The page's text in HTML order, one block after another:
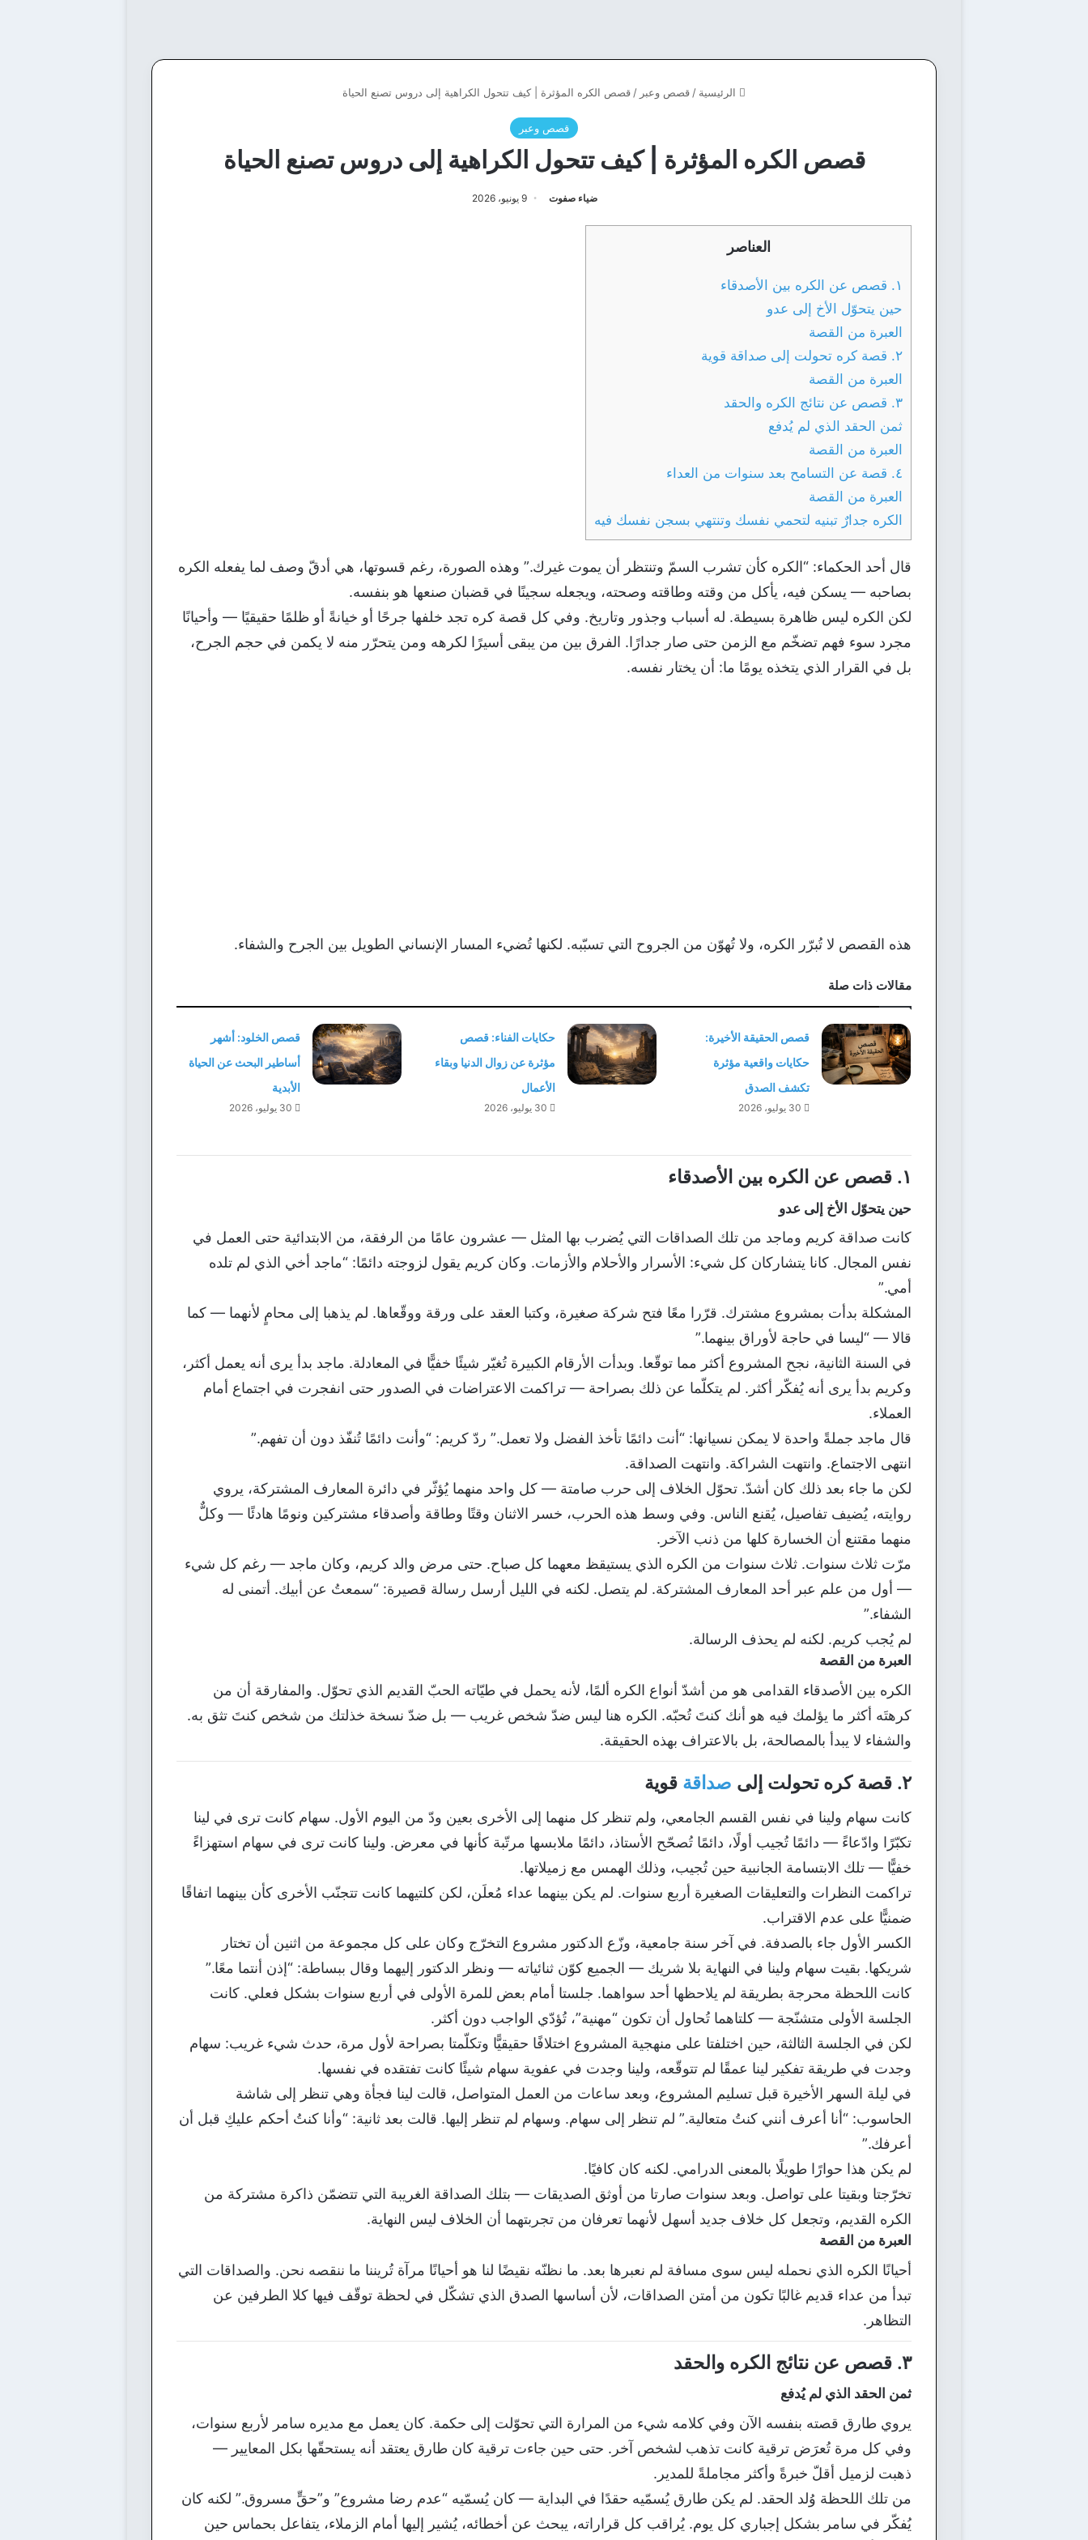
الرئيسية / قصص وعبر / قصص الكره المؤثرة | كيف تتحول الكراهية إلى دروس تصنع الحياة
قصص وعبر
قصص الكره المؤثرة | كيف تتحول الكراهية إلى دروس تصنع الحياة
ضياء صفوت 9 يونيو، 2026
العناصر
١. قصص عن الكره بين الأصدقاء
حين يتحوّل الأخ إلى عدو
العبرة من القصة
٢. قصة كره تحولت إلى صداقة قوية
العبرة من القصة
٣. قصص عن نتائج الكره والحقد
ثمن الحقد الذي لم يُدفع
العبرة من القصة
٤. قصة عن التسامح بعد سنوات من العداء
العبرة من القصة
الكره جدارٌ تبنيه لتحمي نفسك وتنتهي بسجن نفسك فيه
قال أحد الحكماء: “الكره كأن تشرب السمّ وتنتظر أن يموت غيرك.” وهذه الصورة، رغم قسوتها، هي أدقّ وصف لما يفعله الكره
بصاحبه — يسكن فيه، يأكل من وقته وطاقته وصحته، ويجعله سجينًا في قضبان صنعها هو بنفسه.
لكن الكره ليس ظاهرة بسيطة. له أسباب وجذور وتاريخ. وفي كل قصة كره تجد خلفها جرحًا أو خيانةً أو ظلمًا حقيقيًا — وأحيانًا
مجرد سوء فهم تضخّم مع الزمن حتى صار جدارًا. الفرق بين من يبقى أسيرًا لكرهه ومن يتحرّر منه لا يكمن في حجم الجرح،
بل في القرار الذي يتخذه يومًا ما: أن يختار نفسه.
هذه القصص لا تُبرّر الكره، ولا تُهوّن من الجروح التي تسبّبه. لكنها تُضيء المسار الإنساني الطويل بين الجرح والشفاء.
مقالات ذات صلة
قصص الحقيقة الأخيرة:
حكايات واقعية مؤثرة
تكشف الصدق
30 يوليو، 2026
حكايات الفناء: قصص
مؤثرة عن زوال الدنيا وبقاء
الأعمال
30 يوليو، 2026
قصص الخلود: أشهر
أساطير البحث عن الحياة
الأبدية
30 يوليو، 2026
١. قصص عن الكره بين الأصدقاء
حين يتحوّل الأخ إلى عدو
كانت صداقة كريم وماجد من تلك الصداقات التي يُضرب بها المثل — عشرون عامًا من الرفقة، من الابتدائية حتى العمل في
نفس المجال. كانا يتشاركان كل شيء: الأسرار والأحلام والأزمات. وكان كريم يقول لزوجته دائمًا: “ماجد أخي الذي لم تلده
أمي.”
المشكلة بدأت بمشروع مشترك. قرّرا معًا فتح شركة صغيرة، وكتبا العقد على ورقة ووقّعاها. لم يذهبا إلى محامٍ لأنهما — كما
قالا — “ليسا في حاجة لأوراق بينهما.”
في السنة الثانية، نجح المشروع أكثر مما توقّعا. وبدأت الأرقام الكبيرة تُغيّر شيئًا خفيًّا في المعادلة. ماجد بدأ يرى أنه يعمل أكثر،
وكريم بدأ يرى أنه يُفكّر أكثر. لم يتكلّما عن ذلك بصراحة — تراكمت الاعتراضات في الصدور حتى انفجرت في اجتماع أمام
العملاء.
قال ماجد جملةً واحدة لا يمكن نسيانها: “أنت دائمًا تأخذ الفضل ولا تعمل.” ردّ كريم: “وأنت دائمًا تُنفّذ دون أن تفهم.”
انتهى الاجتماع. وانتهت الشراكة. وانتهت الصداقة.
لكن ما جاء بعد ذلك كان أشدّ. تحوّل الخلاف إلى حرب صامتة — كل واحد منهما يُؤثّر في دائرة المعارف المشتركة، يروي
روايته، يُضيف تفاصيل، يُقنع الناس. وفي وسط هذه الحرب، خسر الاثنان وقتًا وطاقة وأصدقاء مشتركين ونومًا هادئًا — وكلٌّ
منهما مقتنع أن الخسارة كلها من ذنب الآخر.
مرّت ثلاث سنوات. ثلاث سنوات من الكره الذي يستيقظ معهما كل صباح. حتى مرض والد كريم، وكان ماجد — رغم كل شيء
— أول من علم عبر أحد المعارف المشتركة. لم يتصل. لكنه في الليل أرسل رسالة قصيرة: “سمعتُ عن أبيك. أتمنى له
الشفاء.”
لم يُجب كريم. لكنه لم يحذف الرسالة.
العبرة من القصة
الكره بين الأصدقاء القدامى هو من أشدّ أنواع الكره ألمًا، لأنه يحمل في طيّاته الحبّ القديم الذي تحوّل. والمفارقة أن من
كرهتَه أكثر ما يؤلمك فيه هو أنك كنتَ تُحبّه. الكره هنا ليس ضدّ شخص غريب — بل ضدّ نسخة خذلتك من شخص كنتَ تثق به.
والشفاء لا يبدأ بالمصالحة، بل بالاعتراف بهذه الحقيقة.
٢. قصة كره تحولت إلى صداقة قوية
كانت سهام ولينا في نفس القسم الجامعي، ولم تنظر كل منهما إلى الأخرى بعين ودّ من اليوم الأول. سهام كانت ترى في لينا
تكبّرًا وادّعاءً — دائمًا تُجيب أولًا، دائمًا تُصحّح الأستاذ، دائمًا ملابسها مرتّبة كأنها في معرض. ولينا كانت ترى في سهام استهزاءً
خفيًّا — تلك الابتسامة الجانبية حين تُجيب، وذلك الهمس مع زميلاتها.
تراكمت النظرات والتعليقات الصغيرة أربع سنوات. لم يكن بينهما عداء مُعلَن، لكن كلتيهما كانت تتجنّب الأخرى كأن بينهما اتفاقًا
ضمنيًّا على عدم الاقتراب.
الكسر الأول جاء بالصدفة. في آخر سنة جامعية، وزّع الدكتور مشروع التخرّج وكان على كل مجموعة من اثنين أن تختار
شريكها. بقيت سهام ولينا في النهاية بلا شريك — الجميع كوّن ثنائياته — ونظر الدكتور إليهما وقال ببساطة: “إذن أنتما معًا.”
كانت اللحظة محرجة بطريقة لم يلاحظها أحد سواهما. جلستا أمام بعض للمرة الأولى في أربع سنوات بشكل فعلي. كانت
الجلسة الأولى متشنّجة — كلتاهما تُحاول أن تكون “مهنية”، تُؤدّي الواجب دون أكثر.
لكن في الجلسة الثالثة، حين اختلفتا على منهجية المشروع اختلافًا حقيقيًّا وتكلّمتا بصراحة لأول مرة، حدث شيء غريب: سهام
وجدت في طريقة تفكير لينا عمقًا لم تتوقّعه، ولينا وجدت في عفوية سهام شيئًا كانت تفتقده في نفسها.
في ليلة السهر الأخيرة قبل تسليم المشروع، وبعد ساعات من العمل المتواصل، قالت لينا فجأة وهي تنظر إلى شاشة
الحاسوب: “أنا أعرف أنني كنتُ متعالية.” لم تنظر إلى سهام. وسهام لم تنظر إليها. قالت بعد ثانية: “وأنا كنتُ أحكم عليكِ قبل أن
أعرفك.”
لم يكن هذا حوارًا طويلًا بالمعنى الدرامي. لكنه كان كافيًا.
تخرّجتا وبقيتا على تواصل. وبعد سنوات صارتا من أوثق الصديقات — بتلك الصداقة الغريبة التي تتضمّن ذاكرة مشتركة من
الكره القديم، وتجعل كل خلاف جديد أسهل لأنهما تعرفان من تجربتهما أن الخلاف ليس النهاية.
العبرة من القصة
أحيانًا الكره الذي نحمله ليس سوى مسافة لم نعبرها بعد. ما نظنّه نقيضًا لنا هو أحيانًا مرآة تُريننا ما ننقصه نحن. والصداقات التي
تبدأ من عداء قديم غالبًا تكون من أمتن الصداقات، لأن أساسها الصدق الذي تشكّل في لحظة توقّف فيها كلا الطرفين عن
التظاهر.
٣. قصص عن نتائج الكره والحقد
ثمن الحقد الذي لم يُدفع
يروي طارق قصته بنفسه الآن وفي كلامه شيء من المرارة التي تحوّلت إلى حكمة. كان يعمل مع مديره سامر لأربع سنوات،
وفي كل مرة تُعرَض ترقية كانت تذهب لشخص آخر. حتى حين جاءت ترقية كان طارق يعتقد أنه يستحقّها بكل المعايير —
ذهبت لزميل أقلّ خبرةً وأكثر مجاملةً للمدير.
من تلك اللحظة وُلد الحقد. لم يكن طارق يُسمّيه حقدًا في البداية — كان يُسمّيه “عدم رضا مشروع” و”حقٍّ مسروق.” لكنه كان
يُفكّر في سامر بشكل إجباري كل يوم. يُراقب كل قراراته، يبحث عن أخطائه، يُشير إليها أمام الزملاء، يتفاعل بحماس حين